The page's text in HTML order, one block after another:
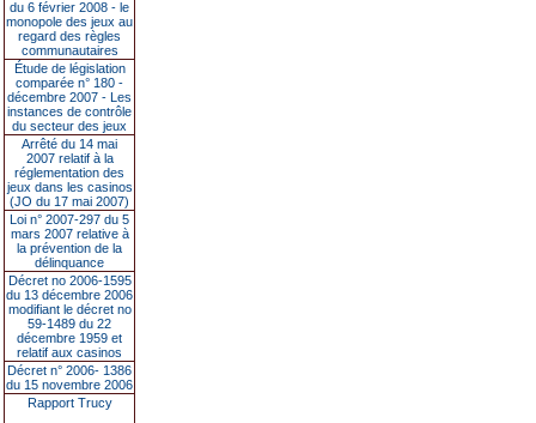
du 6 février 2008 - le
monopole des jeux au
regard des règles
communautaires
Étude de législation
comparée n° 180 -
décembre 2007 - Les
instances de contrôle
du secteur des jeux
Arrêté du 14 mai
2007 relatif à la
réglementation des
jeux dans les casinos
(JO du 17 mai 2007)
Loi n° 2007-297 du 5
mars 2007 relative à
la prévention de la
délinquance
Décret no 2006-1595
du 13 décembre 2006
modifiant le décret no
59-1489 du 22
décembre 1959 et
relatif aux casinos
Décret n° 2006- 1386
du 15 novembre 2006
Rapport Trucy